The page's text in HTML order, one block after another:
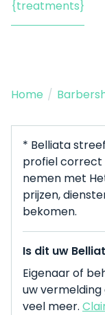
{treatments}
Home /
* Belliata
profiel correct
nemen met
prijzen,
bekomen.
Is dit uw
Eigenaar of
uw vermelding
veel meer.